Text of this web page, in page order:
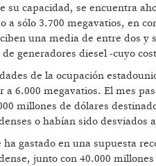
su capacidad, se encuentra
a sólo 3.700 megavatios, en
una media de entre dos y
generadores diesel -cuyo
de la ocupación
a 6.000 megavatios. El mes
millones de dólares
o habían sido desviados
ha gastado en una supuesta
junto con 40.000